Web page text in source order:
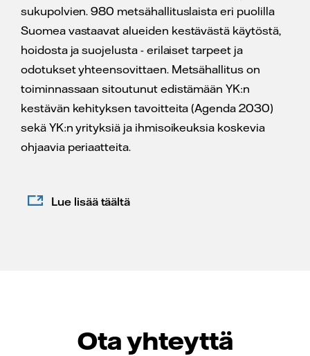
sukupolvien. 980 metsähallituslaista eri puolilla
Suomea vastaavat alueiden kestävästä käytöstä,
hoidosta ja suojelusta - erilaiset tarpeet ja
odotukset yhteensovittaen. Metsähallitus on
toiminnassaan sitoutunut edistämään YK:n
kestävän kehityksen tavoitteita (Agenda 2030)
sekä YK:n yrityksiä ja ihmisoikeuksia koskevia
ohjaavia periaatteita.
Lue lisää täältä
Ota yhteyttä